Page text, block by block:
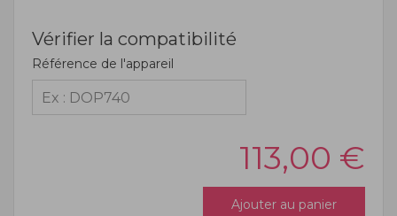
Vérifier la compatibilité
Référence de l'appareil
113,00 €
Ajouter au panier